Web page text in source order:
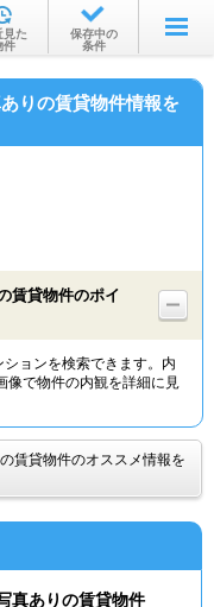
ら
から
見た
件
保存中の
条件
りの賃貸物件情報を
賃貸物件のポイ
ョンを検索できます。内
像で物件の内観を詳細に見
賃貸物件のオススメ情報を
真ありの賃貸物件